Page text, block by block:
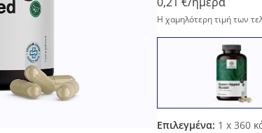
Η χαμηλότερη τιμή των
Επιλεγμένα: 1 x 360